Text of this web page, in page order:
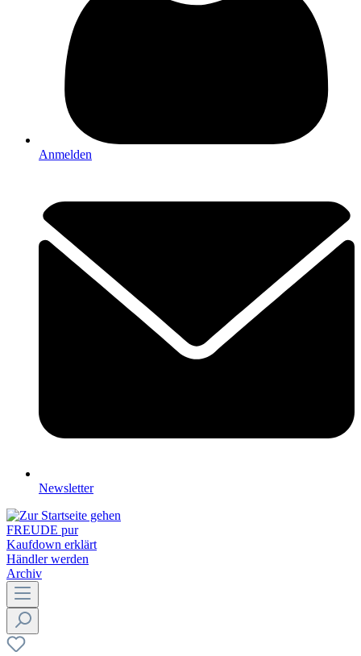
Anmelden
Newsletter
FREUDE pur
Kaufdown erklärt
Händler werden
Archiv